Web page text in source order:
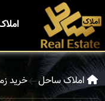
املاک ساحل خرید